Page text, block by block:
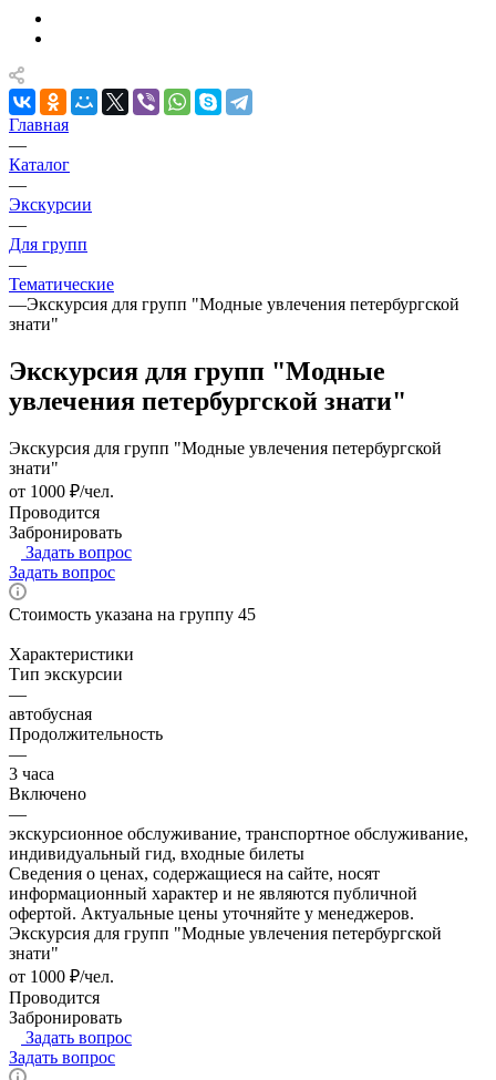
Главная
—
Каталог
—
Экскурсии
—
Для групп
—
Тематические
—Экскурсия для групп "Модные увлечения петербургской
знати"
Экскурсия для групп "Модные
увлечения петербургской знати"
Экскурсия для групп "Модные увлечения петербургской
знати"
от 1000 ₽/чел.
Проводится
Забронировать
Задать вопрос
Задать вопрос
Стоимость указана на группу 45
Характеристики
Тип экскурсии
—
автобусная
Продолжительность
—
3 часа
Включено
—
экскурсионное обслуживание, транспортное обслуживание,
индивидуальный гид, входные билеты
Сведения о ценах, содержащиеся на сайте, носят
информационный характер и не являются публичной
офертой. Актуальные цены уточняйте у менеджеров.
Экскурсия для групп "Модные увлечения петербургской
знати"
от 1000 ₽/чел.
Проводится
Забронировать
Задать вопрос
Задать вопрос